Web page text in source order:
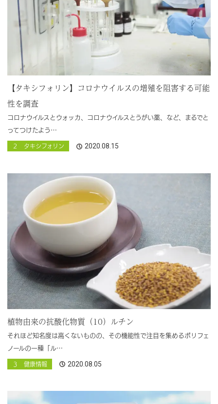
【タキシフォリン】コロナウイルスの増殖を阻害する可能
性を調査
コロナウイルスとウォッカ、コロナウイルスとうがい薬、など、まるでと
ってつけたよう…
２ タキシフォリン 2020.08.15
植物由来の抗酸化物質（10）ルチン
それほど知名度は高くないものの、その機能性で注目を集めるポリフェ
ノールの一種「ル…
３ 健康情報 2020.08.05